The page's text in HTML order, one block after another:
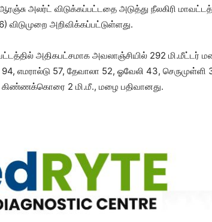
அலர்ட் விடுக்கப்பட்டதை அடுத்து நீலகிரி
அறிவிக்கப்பட்டுள்ளது.
அதிகபட்சமாக அவலாஞ்சியில் 292 மி.மீட்டர்
94, எமரால்டு 57, தேவாலா 52, ஓவேலி 43,
கிண்ணக்கொரை 2 மி.மீ., மழை பதிவானது.